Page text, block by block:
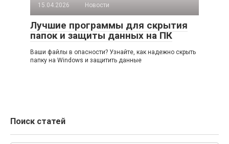
15.04.2026 Новости
Лучшие программы для скрытия
папок и защиты данных на ПК
Ваши файлы в опасности? Узнайте, как надежно скрыть
папку на Windows и защитить данные
Поиск статей